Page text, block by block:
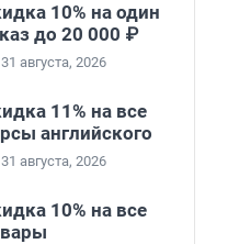
10% на один
до 20 000 ₽
августа, 2026
11% на все
английского
августа, 2026
10% на все